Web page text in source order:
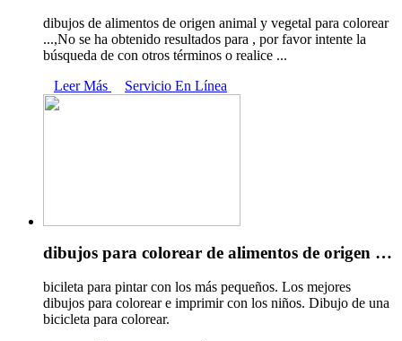
dibujos de alimentos de origen animal y vegetal para colorear
...,No se ha obtenido resultados para , por favor intente la
búsqueda de con otros términos o realice ...
Leer Más
Servicio En Línea
dibujos para colorear de alimentos de origen …
bicileta para pintar con los más pequeños. Los mejores
dibujos para colorear e imprimir con los niños. Dibujo de una
bicicleta para colorear.